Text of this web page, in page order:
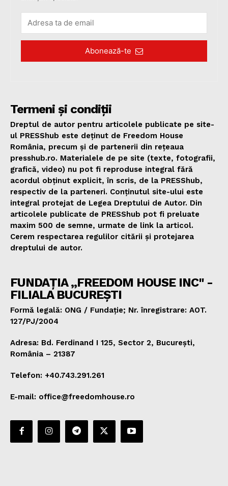
Abonează-te
Termeni și condiții
Dreptul de autor pentru articolele publicate pe site-
ul PRESShub este deținut de Freedom House
România, precum și de partenerii din rețeaua
presshub.ro. Materialele de pe site (texte, fotografii,
grafică, video) nu pot fi reproduse integral fără
acordul obținut explicit, în scris, de la PRESShub,
respectiv de la parteneri. Conținutul site-ului este
integral protejat de Legea Dreptului de Autor. Din
articolele publicate de PRESShub pot fi preluate
maxim 500 de semne, urmate de link la articol.
Cerem respectarea regulilor citării și protejarea
dreptului de autor.
FUNDAȚIA „FREEDOM HOUSE INC" -
FILIALA BUCUREȘTI
Formă legală: ONG / Fundație; Nr. înregistrare: AOT.
127/PJ/2004
Adresa: Bd. Ferdinand I 125, Sector 2, București,
România – 21387
Telefon: +40.743.291.261
E-mail: office@freedomhouse.ro